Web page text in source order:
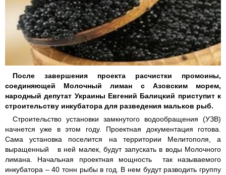
После завершения проекта расчистки промоины,
соединяющей Молочный лиман с Азовским морем,
народный депутат Украины Евгений Балицкий приступит к
строительству инкубатора для разведения мальков рыб.
Строительство установки замкнутого водообращения (УЗВ)
начнется уже в этом году. Проектная документация готова.
Сама установка поселится на территории Мелитополя, а
выращенный в ней малек, будут запускать в воды Молочного
лимана. Начальная проектная мощность так называемого
инкубатора – 40 тонн рыбы в год. В нем будут разводить группу